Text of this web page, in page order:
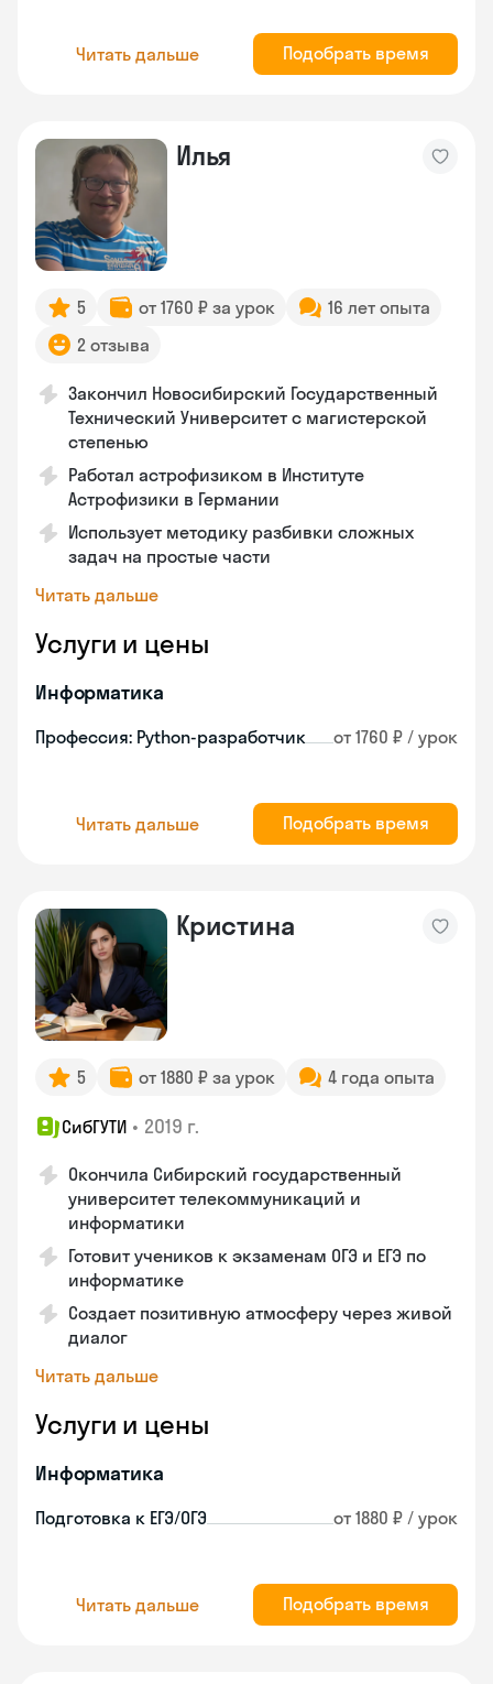
Читать дальше Подобрать время
Илья
5 от 1760 ₽ за урок
16 лет опыта
2 отзыва
Закончил Новосибирский Государственный
Технический Университет с магистерской
степенью
Работал астрофизиком в Институте
Астрофизики в Германии
Использует методику разбивки сложных
задач на простые части
Читать дальше
Услуги и цены
Информатика
Профессия: Python-разработчик от 1760 ₽ / урок
Читать дальше Подобрать время
Кристина
5 от 1880 ₽ за урок 4 года опыта
СибГУТИ • 2019 г.
Окончила Сибирский государственный
университет телекоммуникаций и
информатики
Готовит учеников к экзаменам ОГЭ и ЕГЭ по
информатике
Создает позитивную атмосферу через живой
диалог
Читать дальше
Услуги и цены
Информатика
Подготовка к ЕГЭ/ОГЭ от 1880 ₽ / урок
Читать дальше Подобрать время